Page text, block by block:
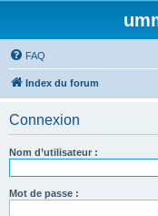
FAQ
Index du forum
Connexion
Nom d’utilisateur :
Mot de passe :